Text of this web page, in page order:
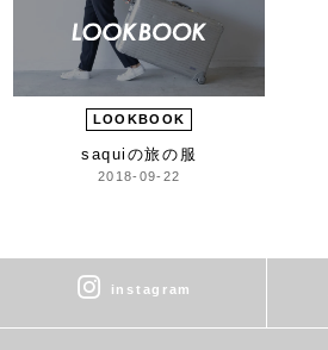
LOOKBOOK
saquiの旅の服
2018-09-22
instagram